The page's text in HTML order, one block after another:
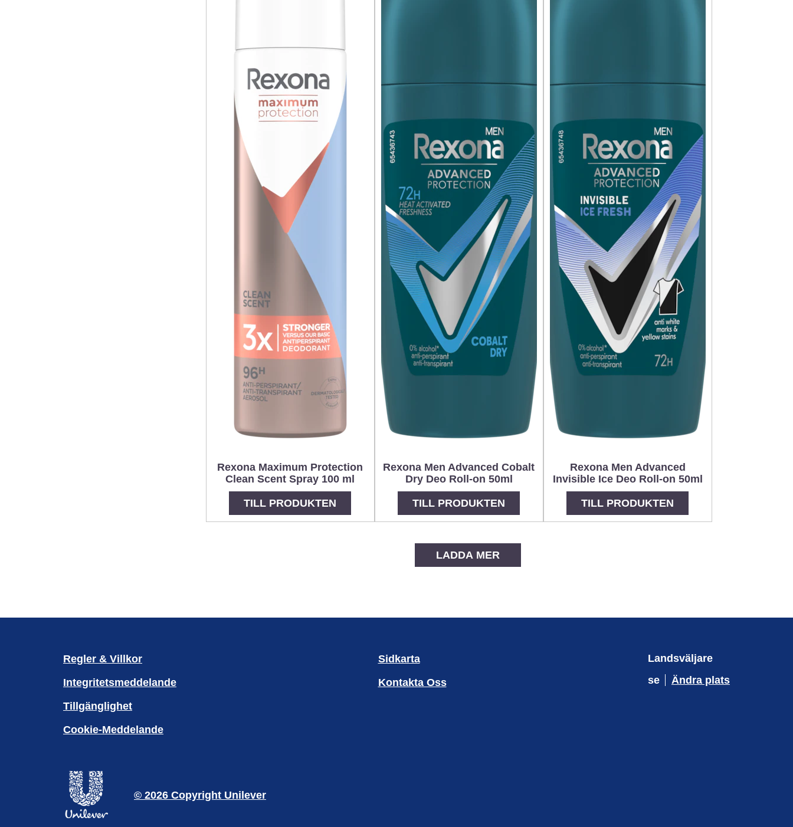
Rexona Maximum Protection
Clean Scent Spray 100 ml
TILL PRODUKTEN
Rexona Men Advanced Cobalt
Dry Deo Roll-on 50ml
TILL PRODUKTEN
Rexona Men Advanced
Invisible Ice Deo Roll-on 50ml
TILL PRODUKTEN
LADDA MER
Regler & Villkor
Integritetsmeddelande
Ändra Inställningarna
Tillgänglighet
Sidkarta
Kontakta Oss
Landsväljare
se
Ändra plats